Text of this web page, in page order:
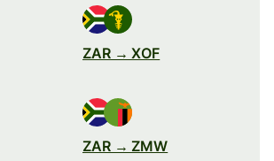
ZAR → XOF
ZAR → ZMW